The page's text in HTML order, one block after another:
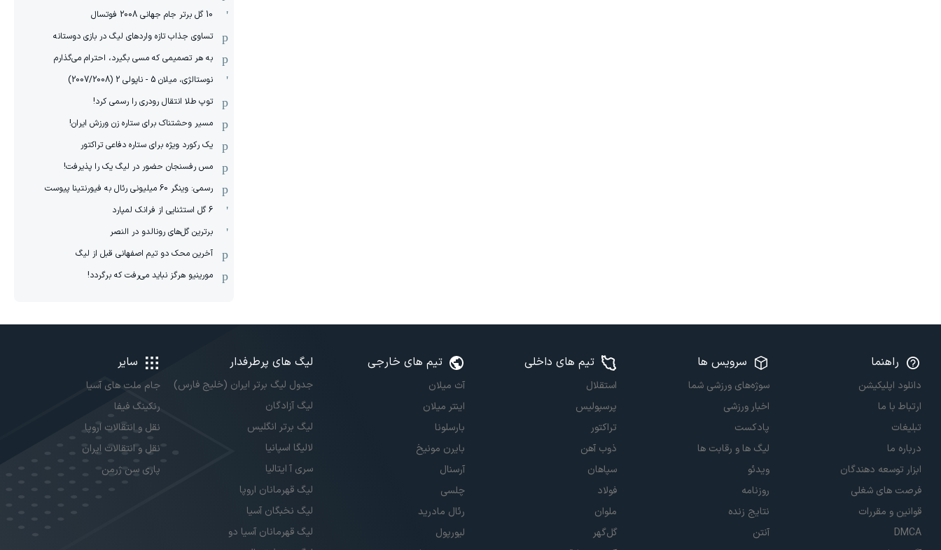
10 گل برتر جام جهانی 2008 فوتسال
تساوی جذاب تازه واردهای لیگ در بازی دوستانه
به هر تصمیمی که مسی بگیرد، احترام می‌گذارم
نوستالژی، میلان 5 - ناپولی 2 (2007/2008)
توپ طلا انتقال رودری را رسمی کرد!
مسیر وحشتناک برای ستاره زن ورزش ایران!
یک رکورد ویژه برای ستاره دفاعی تراکتور
مس رفسنجان حضور در لیگ یک را پذیرفت!
رسمی: وینگر 60 میلیونی رئال به فیورنتینا پیوست
6 گل استثنایی از فرانک لمپارد
برترین گل‌های رونالدو در النصر
آخرین محک دو تیم اصفهانی قبل از لیگ
مورینیو هرگز نباید می‌رفت که برگردد!
راهنما
دانلود اپلیکیشن
ارتباط با ما
تبلیغات
درباره ما
ابزار توسعه دهندگان
فرصت های شغلی
قوانین و مقررات
DMCA
سرویس ها
سوژه‌های ورزشی شما
اخبار ورزشی
پادکست
لیگ ها و رقابت ها
ویدئو
روزنامه
نتایج زنده
آنتن
تیم های داخلی
استقلال
پرسپولیس
تراکتور
ذوب آهن
سپاهان
فولاد
ملوان
گل‌گهر
تیم های خارجی
آث میلان
اینتر میلان
بارسلونا
بایرن مونیخ
آرسنال
چلسی
رئال مادرید
لیورپول
لیگ های پرطرفدار
جدول لیگ برتر ایران (خلیج فارس)
لیگ آزادگان
لیگ برتر انگلیس
لالیگا اسپانیا
سری آ ایتالیا
لیگ قهرمانان اروپا
لیگ نخبگان آسیا
لیگ قهرمانان آسیا دو
سایر
جام ملت های آسیا
رنکینگ فیفا
نقل و انتقالات اروپا
نقل و انتقالات ایران
پاری سن ژرمن